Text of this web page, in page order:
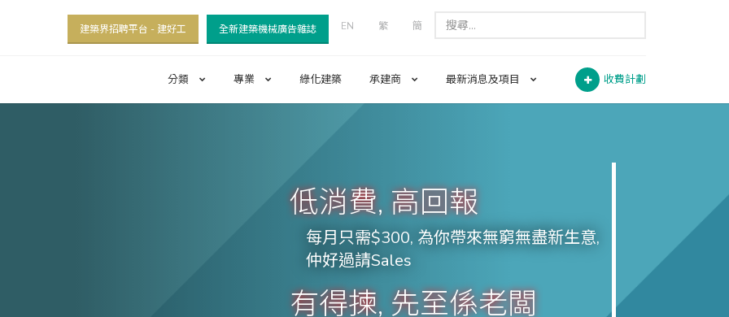
建築界招聘平台 - 建好工 全新建築機械廣告雜誌 EN 繁 簡
收費計劃
分類 專業 綠化建築 承建商 最新消息及項目
低消費, 高回報
每月只需$300, 為你帶來無窮無盡新生意,
仲好過請Sales
有得揀, 先至係老闆